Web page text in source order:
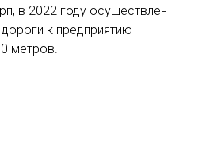
в 2022 году осуществлен
к предприятию
метров.